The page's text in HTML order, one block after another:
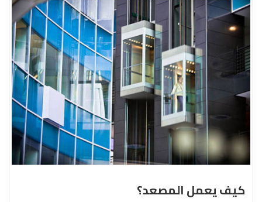
كيف يعمل المصعد؟